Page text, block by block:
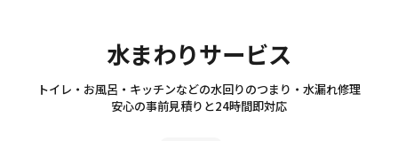
水まわりサービス
Sanitary
トイレ・お風呂・キッチンなどの水回りのつまり・水漏れ修理
安心の事前見積りと24時間即対応